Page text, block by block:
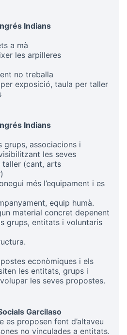
Indians
a mà
les arpilleres
no treballa
exposició, taula per taller
Indians
grups, associacions i
les seves
(cant, arts
més l’equipament i es
equip humà.
material concret depenent
grups, entitats i voluntaris
econòmiques i els
les entitats, grups i
les seves propostes.
Garcilaso
es proposen fent d’altaveu
no vinculades a entitats.